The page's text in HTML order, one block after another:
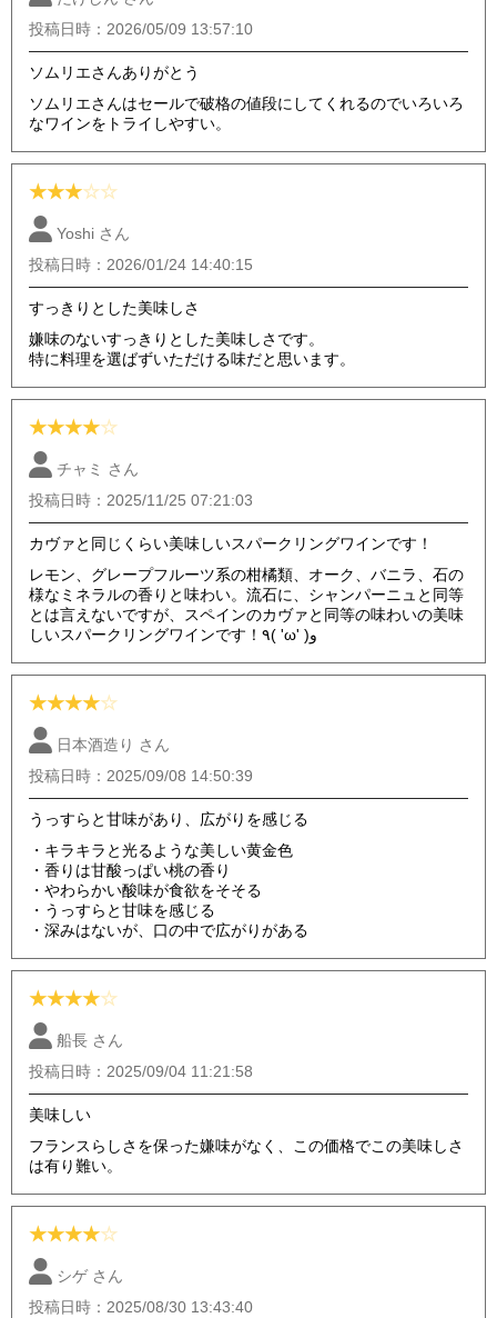
投稿日時：2026/05/09 13:57:10
ソムリエさんありがとう
ソムリエさんはセールで破格の値段にしてくれるのでいろいろ
なワインをトライしやすい。
★★★☆☆
Yoshi さん
投稿日時：2026/01/24 14:40:15
すっきりとした美味しさ
嫌味のないすっきりとした美味しさです。
特に料理を選ばずいただける味だと思います。
★★★★☆
チャミ さん
投稿日時：2025/11/25 07:21:03
カヴァと同じくらい美味しいスパークリングワインです！
レモン、グレープフルーツ系の柑橘類、オーク、バニラ、石の
様なミネラルの香りと味わい。流石に、シャンパーニュと同等
とは言えないですが、スペインのカヴァと同等の味わいの美味
しいスパークリングワインです！٩( 'ω' )و
★★★★☆
日本酒造り さん
投稿日時：2025/09/08 14:50:39
うっすらと甘味があり、広がりを感じる
・キラキラと光るような美しい黄金色
・香りは甘酸っぱい桃の香り
・やわらかい酸味が食欲をそそる
・うっすらと甘味を感じる
・深みはないが、口の中で広がりがある
★★★★☆
船長 さん
投稿日時：2025/09/04 11:21:58
美味しい
フランスらしさを保った嫌味がなく、この価格でこの美味しさ
は有り難い。
★★★★☆
シゲ さん
投稿日時：2025/08/30 13:43:40